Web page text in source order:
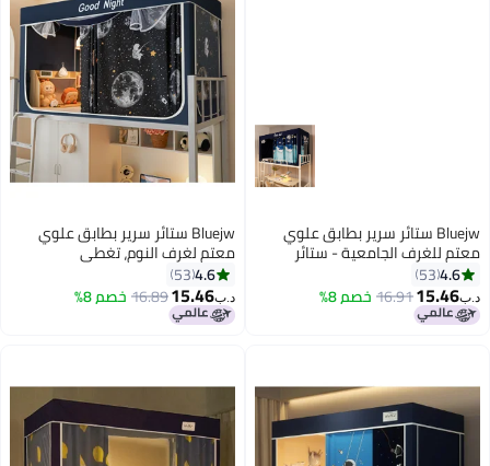
Bluejw ستائر سرير بطابق علوي
للغرف الجامعية - ستائر
مزخرفة لحجب الضوء -
قبة - ديكور خلفية للصور -
6 لوحات مع قمة
53
15.46
16.91خصم 8%
Bluejw ستائر سرير بطابق علوي
معتم لغرف النوم، تغطي
الخصوصية، ديكور خلفية تصوير،
ستارة معتمة 6 لوحات مع قمة
4.6
53
15.46
16.89خصم 8%